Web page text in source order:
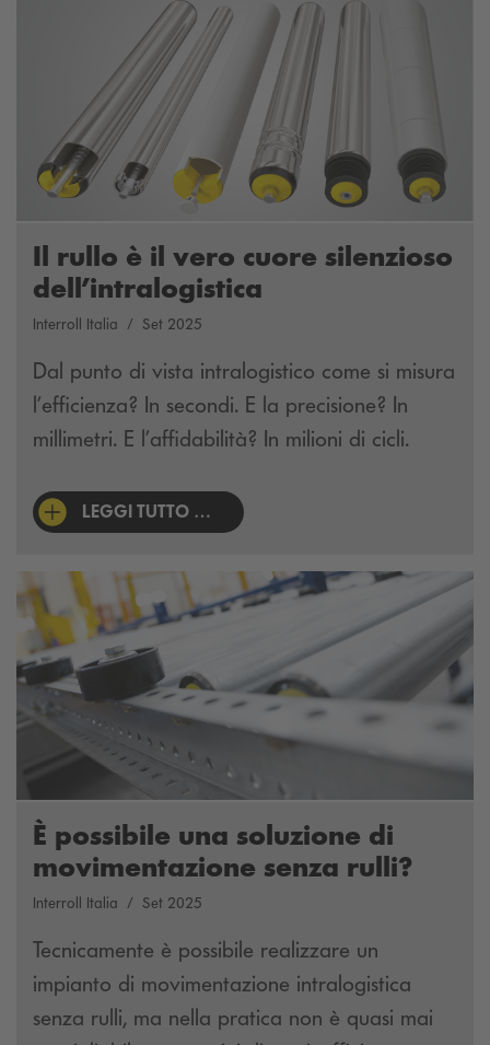
Il rullo è il vero cuore silenzioso
dell’intralogistica
Interroll Italia Set 2025
Dal punto di vista intralogistico come si misura
l’efficienza? In secondi. E la precisione? In
millimetri. E l’affidabilità? In milioni di cicli.
LEGGI TUTTO …
È possibile una soluzione di
movimentazione senza rulli?
Interroll Italia Set 2025
Tecnicamente è possibile realizzare un
impianto di movimentazione intralogistica
senza rulli, ma nella pratica non è quasi mai